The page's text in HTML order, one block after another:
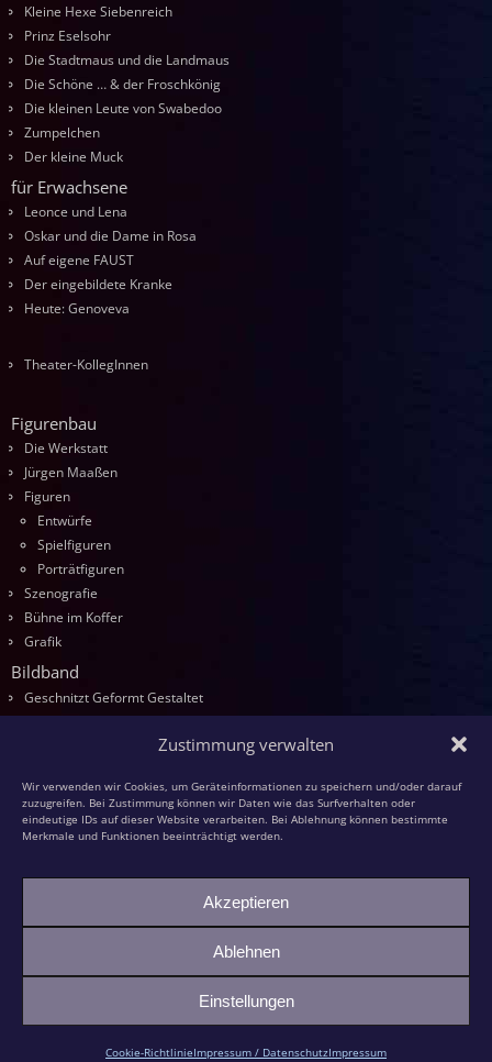
Zustimmung verwalten
Wir verwenden wir Cookies, um Geräteinformationen zu speichern und/oder darauf
zuzugreifen. Bei Zustimmung können wir Daten wie das Surfverhalten oder
eindeutige IDs auf dieser Website verarbeiten. Bei Ablehnung können bestimmte
Merkmale und Funktionen beeinträchtigt werden.
Akzeptieren
Ablehnen
Einstellungen
Cookie-RichtlinieImpressum / DatenschutzImpressum
Kleine Hexe Siebenreich
Prinz Eselsohr
Die Stadtmaus und die Landmaus
Die Schöne … & der Froschkönig
Die kleinen Leute von Swabedoo
Zumpelchen
Der kleine Muck
für Erwachsene
Leonce und Lena
Oskar und die Dame in Rosa
Auf eigene FAUST
Der eingebildete Kranke
Heute: Genoveva
Theater-KollegInnen
Figurenbau
Die Werkstatt
Jürgen Maaßen
Figuren
Entwürfe
Spielfiguren
Porträtfiguren
Szenografie
Bühne im Koffer
Grafik
Bildband
Geschnitzt Geformt Gestaltet
Schnitzen
Modellieren
Textilfiguren
Kasper und die grüne Großmutter